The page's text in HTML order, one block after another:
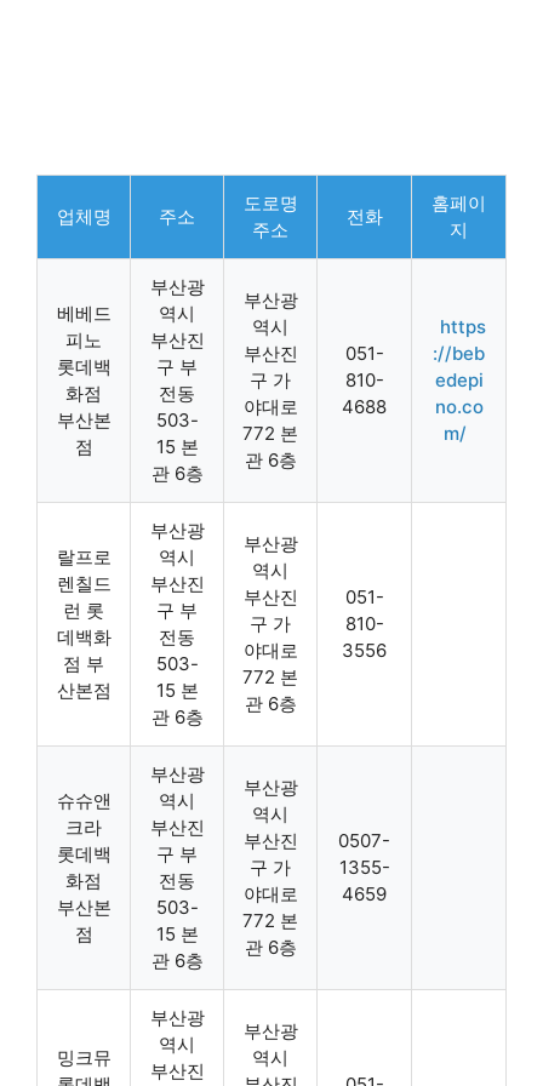
업체명 주소
도로명
주소
전화
홈페이
지
베베드
피노
롯데백
화점
부산본
점
부산광
역시
부산진
구 부
전동
503-
15 본
관 6층
부산광
역시
부산진
구 가
야대로
772 본
관 6층
051-
810-
4688
https
://beb
edepi
no.co
m/
랄프로
렌칠드
런 롯
데백화
점 부
산본점
부산광
역시
부산진
구 부
전동
503-
15 본
관 6층
부산광
역시
부산진
구 가
야대로
772 본
관 6층
051-
810-
3556
슈슈앤
크라
롯데백
화점
부산본
점
부산광
역시
부산진
구 부
전동
503-
15 본
관 6층
부산광
역시
부산진
구 가
야대로
772 본
관 6층
0507-
1355-
4659
밍크뮤
부산광
역시
부산진
부산광
역시